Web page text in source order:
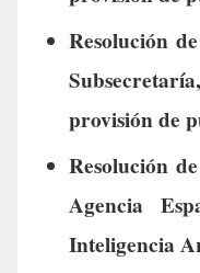
Resolución
provisión de
Resolución
Agencia
Inteligencia